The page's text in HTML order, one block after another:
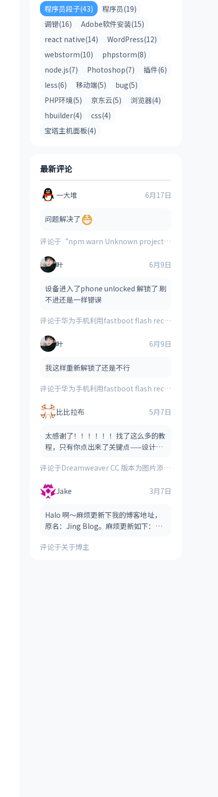
程序员段子(43)
程序员(19)
调错(16)
Adobe软件安装(15)
react native(14)
WordPress(12)
webstorm(10)
phpstorm(8)
node.js(7)
Photoshop(7)
插件(6)
less(6)
移动端(5)
bug(5)
PHP环境(5)
京东云(5)
浏览器(4)
hbuilder(4)
css(4)
宝塔主机面板(4)
最新评论
一大堆 6月17日
问题解决了
评论于 “npm warn Unknown project config “electron_mirror”. This will stop working in the next major version of npm”的解决方案
叶 6月9日
设备进入了phone unlocked 解锁了 刷
不进还是一样错误
评论于华为手机利用fastboot flash recovery_ramdisk **.img刷入的第三方recovery时提示“FAILED(remote:image verification error)”的解决方法
叶 6月9日
我这样重新解锁了还是不行
评论于华为手机利用fastboot flash recovery_ramdisk **.img刷入的第三方recovery时提示“FAILED(remote:image verification error)”的解决方法
比比拉布 5月7日
太感谢了！！！！！！找了这么多的教
程，只有你点出来了关键点——设计视
评论于Dreamweaver CC 版本为图片添加图像热点（图像地图）的方法
Jake 3月7日
Halo 啊～麻烦更新下我的博客地址，
原名：Jing Blog。麻烦更新如下：
留，看哪个风格适合） 网址：htt
评论于关于博主